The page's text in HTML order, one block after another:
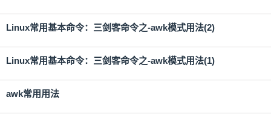
Linux常用基本命令：三剑客命令之-awk模式用法(2)
Linux常用基本命令：三剑客命令之-awk模式用法(1)
awk常用用法